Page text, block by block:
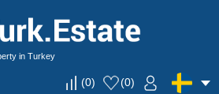
in Turkey
(0) (0)